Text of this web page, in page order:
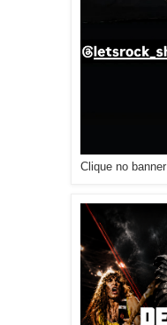
Clique no banner